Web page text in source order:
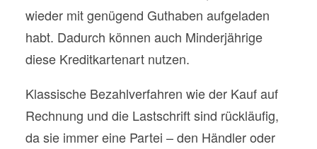
wieder mit genügend Guthaben aufgeladen
habt. Dadurch können auch Minderjährige
diese Kreditkartenart nutzen.
Klassische Bezahlverfahren wie der Kauf auf
Rechnung und die Lastschrift sind rückläufig,
da sie immer eine Partei – den Händler oder